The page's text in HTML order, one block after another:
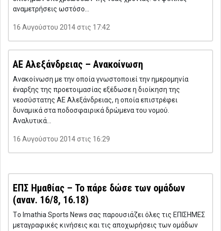
αναμετρήσεις ωστόσο…
16 Αυγούστου 2014 στις 17:42
ΑΕ Αλεξάνδρειας – Ανακοίνωση
Ανακοίνωση με την οποία γνωστοποιεί την ημερομηνία
έναρξης της προετοιμασίας εξέδωσε η διοίκηση της
νεοσύστατης ΑΕ Αλεξάνδρειας, η οποία επιστρέφει
δυναμικά στα ποδοσφαιρικά δρώμενα του νομού.
Αναλυτικά…
16 Αυγούστου 2014 στις 16:29
ΕΠΣ Ημαθίας – Το πάρε δώσε των ομάδων
(αναν. 16/8, 16.18)
Τo Imathia Sports News σας παρουσιάζει όλες τις ΕΠΙΣΗΜΕΣ
μεταγραφικές κινήσεις και τις αποχωρήσεις των ομάδων